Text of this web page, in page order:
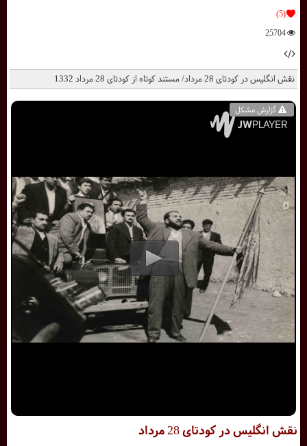
نقش انگلیس در کودتای 28 مرداد
گزارش مشکل
نقش انگلیس در کودتای 28 مرداد/ مستند کوتاه از کودتای 28 مرداد 1332
(5)
25704